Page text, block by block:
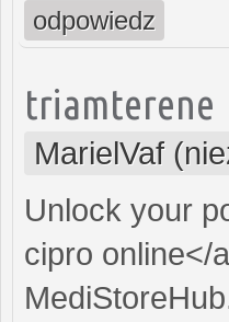
odpowiedz
triamterene
MarielVaf
Unlock your
cipro online</